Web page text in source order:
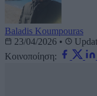
Baladis Koumpouras
23/04/2026 •
Κοινοποίηση: